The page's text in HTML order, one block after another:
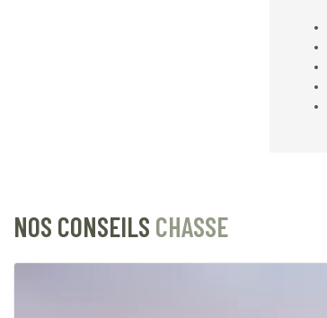
NOS CONSEILS CHASSE